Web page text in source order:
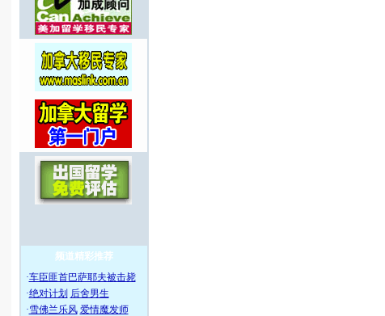
频道精彩推荐
·车臣匪首巴萨耶夫被击毙
·绝对计划 后舍男生
·雪佛兰乐风 爱情魔发师